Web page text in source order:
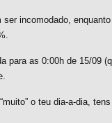
incomodado,
para as 0:00h de 15/09
o teu dia-a-dia,